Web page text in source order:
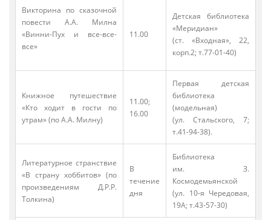
Викторина по сказочной
повести А.А. Милна
«Винни-Пух и все-все-
все»
11.00
Детская библиотека
«Меридиан»
(ст. «Входная», 22,
корп.2; т.77-01-40)
Книжное путешествие
«Кто ходит в гости по
утрам» (по А.А. Милну)
11.00;
16.00
Первая детская
библиотека
(модельная)
(ул. Стальского, 7;
т.41-94-38).
Литературное странствие
«В страну хоббитов» (по
произведениям Д.Р.Р.
Толкина)
В
течение
дня
Библиотека
им. З.
Космодемьянской
(ул. 10-я Чередовая,
19А; т.43-57-30)